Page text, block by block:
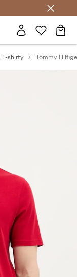
T-shirty Tommy